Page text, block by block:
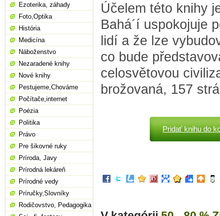
Účelem této knihy
Bahá´í uspokojuje
lidí a že lze
co bude
celosvětovou
brožovaná, 157
Pridať knihu do
Ezoterika, záhady
Foto,Optika
História
Medicína
Náboženstvo
Nezaradené knihy
Nové knihy
Pestujeme,Chováme
Počítače,internet
Poézia
Politika
Právo
Pre šikovné ruky
Príroda, Javy
Prírodná lekáreň
Prírodné vedy
Príručky,Slovníky
Rodičovstvo, Pedagogika